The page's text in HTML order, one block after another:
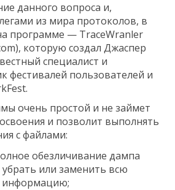
данного вопроса и,
из мира протоколов, в
программе — TraceWranler
которую создал Джаспер
специалист и
фестивалей пользователей и
очень простой и не займет
и позволит выполнять
с файлами:
обезличивание дампа
или заменить всю
информацию;